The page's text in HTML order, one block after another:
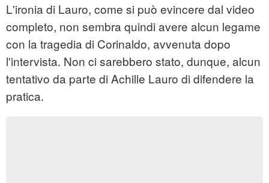
L'ironia di Lauro, come si può evincere dal video
completo, non sembra quindi avere alcun legame
con la tragedia di Corinaldo, avvenuta dopo
l'intervista. Non ci sarebbero stato, dunque, alcun
tentativo da parte di Achille Lauro di difendere la
pratica.